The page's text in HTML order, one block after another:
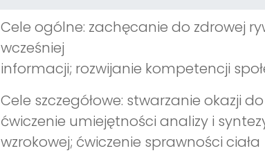
Cele ogólne: zachęcanie do zdrowej
wcześniej
informacji; rozwijanie kompetencji
Cele szczegółowe: stwarzanie okazji
ćwiczenie umiejętności analizy i
wzrokowej; ćwiczenie sprawności ciała